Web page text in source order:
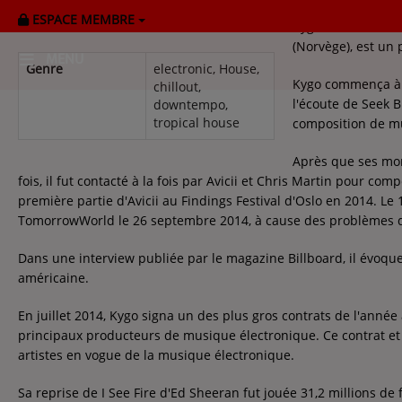
ESPACE MEMBRE
MENU
CK RADIO Line-up
Cultur'Ciné - Jean Meurice
CONCOURS
Genre
electronic, House,
chillout,
downtempo,
tropical house
(Norvège), est
Kygo commença
l'écoute de Seek
composition de
Après que ses
fois, il fut contacté à la fois par Avicii et Chris Martin pour
première partie d'Avicii au Findings Festival d'Oslo en 2014.
TomorrowWorld le 26 septembre 2014, à cause des problèmes
Dans une interview publiée par le magazine Billboard, il
américaine.
En juillet 2014, Kygo signa un des plus gros contrats de
principaux producteurs de musique électronique. Ce contrat
artistes en vogue de la musique électronique.
Sa reprise de I See Fire d'Ed Sheeran fut jouée 31,2 millions